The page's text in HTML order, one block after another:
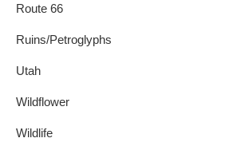
Route 66
Ruins/Petroglyphs
Utah
Wildflower
Wildlife